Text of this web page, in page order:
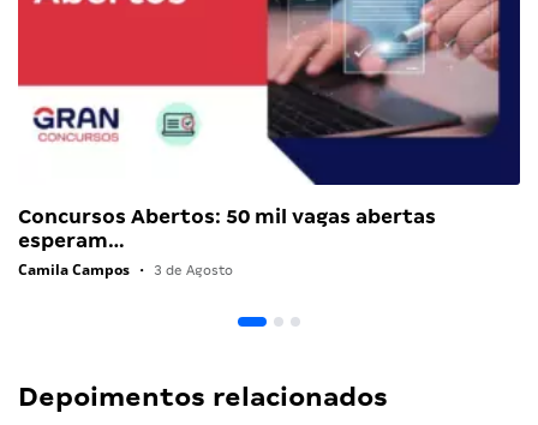
Concursos Abertos: 50 mil vagas abertas
esperam…
Camila Campos • 3 de Agosto
Depoimentos relacionados